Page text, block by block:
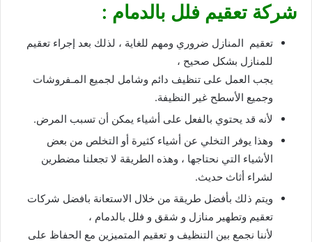
شركة تعقيم فلل بالدمام :
تعقيم المنازل ضروري ومهم للغاية ، لذلك بعد إجراء تعقيم
للمنازل بشكل صحيح ،
يجب العمل على تنظيف دائم وشامل لجميع المـفروشات
وجميع الأسطح غير النظيفة.
لأنه قد يحتوي بالفعل على أشياء يمكن أن تسبب المرض.
وهذا يوفر التخلي عن أشياء كثيرة أو التخلص من بعض
الأشياء التي نحتاجها ، وهذه الطريقة لا تجعلنا مضطرين
لشراء أثاث حديث.
ويتم ذلك بأفضل طريقة من خلال الاستعانة بافضل شركات
تعقيم وتطهير منازل و شقق و فلل بالدمام ،
لأننا نجمع بين التنظيف و تعقيم المتميزين مع الحفاظ على